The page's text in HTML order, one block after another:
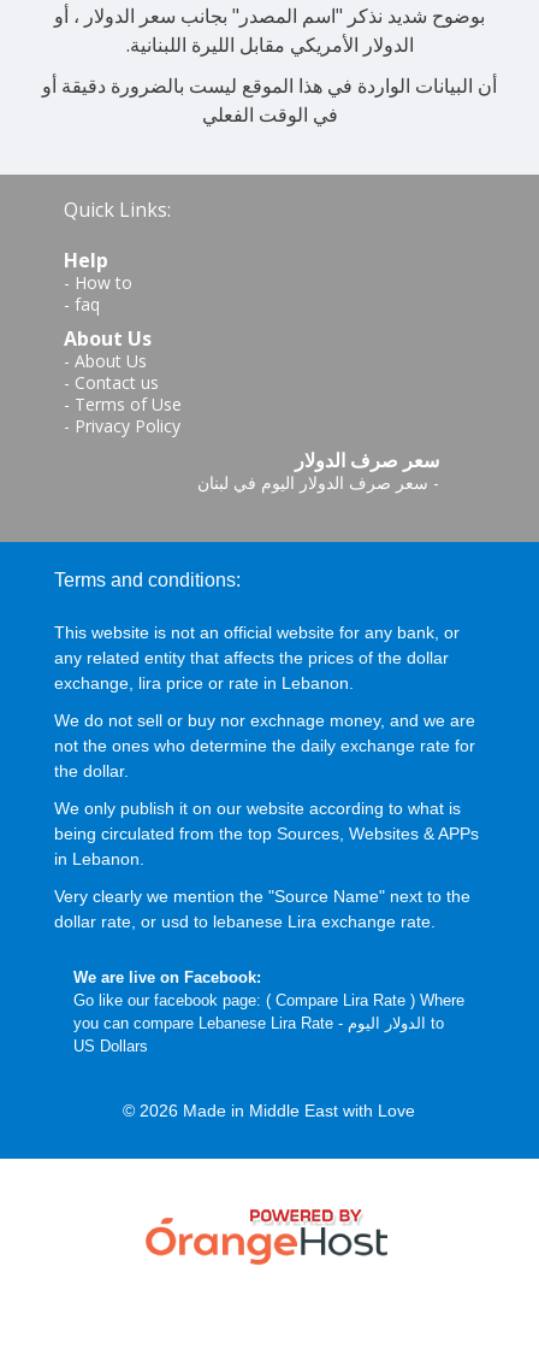
بوضوح شديد نذكر "اسم المصدر" بجانب سعر الدولار ، أو
الدولار الأمريكي مقابل الليرة اللبنانية.
أن البيانات الواردة في هذا الموقع ليست بالضرورة دقيقة أو
في الوقت الفعلي
Quick Links:
Help
- How to
- faq
About Us
- About Us
- Contact us
- Terms of Use
- Privacy Policy
سعر صرف الدولار
- سعر صرف الدولار اليوم في لبنان
Terms and conditions:
This website is not an official website for any bank, or
any related entity that affects the prices of the dollar
exchange, lira price or rate in Lebanon.
We do not sell or buy nor exchnage money, and we are
not the ones who determine the daily exchange rate for
the dollar.
We only publish it on our website according to what is
being circulated from the top Sources, Websites & APPs
in Lebanon.
Very clearly we mention the "Source Name" next to the
dollar rate, or usd to lebanese Lira exchange rate.
We are live on Facebook:
Go like our facebook page: ( Compare Lira Rate) Where
you can compare Lebanese Lira Rate - الدولار اليوم to
US Dollars
© 2026 Made in Middle East with Love